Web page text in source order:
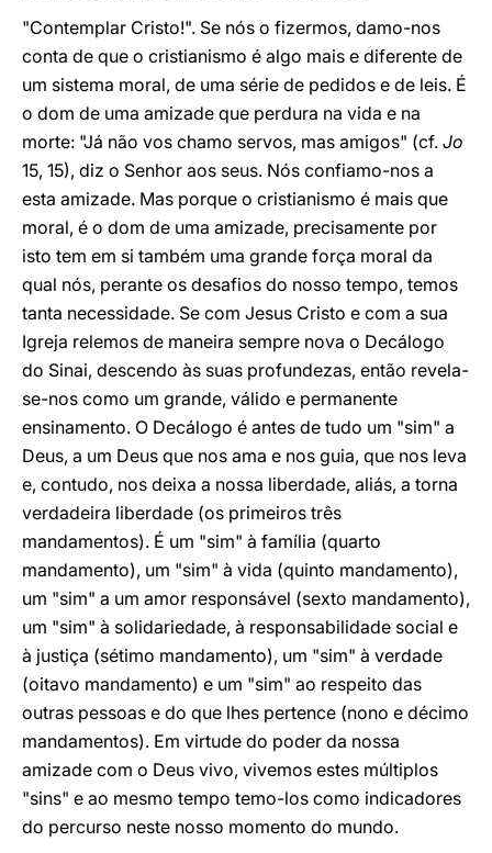
"Contemplar Cristo!". Se nós o fizermos, damo-nos
conta de que o cristianismo é algo mais e diferente de
um sistema moral, de uma série de pedidos e de leis. É
o dom de uma amizade que perdura na vida e na
morte: "Já não vos chamo servos, mas amigos" (cf. Jo
15, 15), diz o Senhor aos seus. Nós confiamo-nos a
esta amizade. Mas porque o cristianismo é mais que
moral, é o dom de uma amizade, precisamente por
isto tem em si também uma grande força moral da
qual nós, perante os desafios do nosso tempo, temos
tanta necessidade. Se com Jesus Cristo e com a sua
Igreja relemos de maneira sempre nova o Decálogo
do Sinai, descendo às suas profundezas, então revela-
se-nos como um grande, válido e permanente
ensinamento. O Decálogo é antes de tudo um "sim" a
Deus, a um Deus que nos ama e nos guia, que nos leva
e, contudo, nos deixa a nossa liberdade, aliás, a torna
verdadeira liberdade (os primeiros três
mandamentos). É um "sim" à família (quarto
mandamento), um "sim" à vida (quinto mandamento),
um "sim" a um amor responsável (sexto mandamento),
um "sim" à solidariedade, à responsabilidade social e
à justiça (sétimo mandamento), um "sim" à verdade
(oitavo mandamento) e um "sim" ao respeito das
outras pessoas e do que lhes pertence (nono e décimo
mandamentos). Em virtude do poder da nossa
amizade com o Deus vivo, vivemos estes múltiplos
"sins" e ao mesmo tempo temo-los como indicadores
do percurso neste nosso momento do mundo.